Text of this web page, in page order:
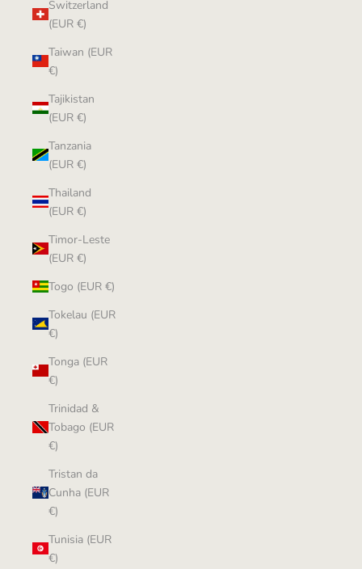
Switzerland
(EUR €)
Taiwan (EUR
€)
Tajikistan
(EUR €)
Tanzania
(EUR €)
Thailand
(EUR €)
Timor-Leste
(EUR €)
Togo (EUR €)
Tokelau (EUR
€)
Tonga (EUR
€)
Trinidad &
Tobago (EUR
€)
Tristan da
Cunha (EUR
€)
Tunisia (EUR
€)